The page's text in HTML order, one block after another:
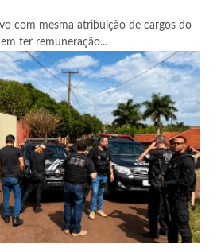
com mesma atribuição de cargos do
ter remuneração...